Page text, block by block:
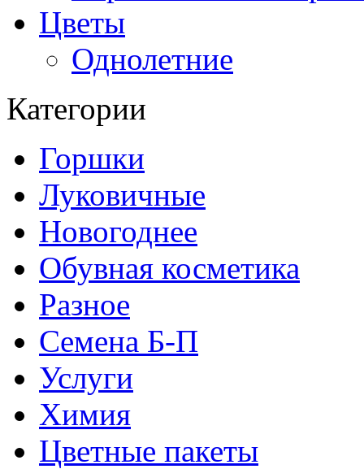
Цветы
Однолетние
Категории
Горшки
Луковичные
Новогоднее
Обувная косметика
Разное
Семена Б-П
Услуги
Химия
Цветные пакеты